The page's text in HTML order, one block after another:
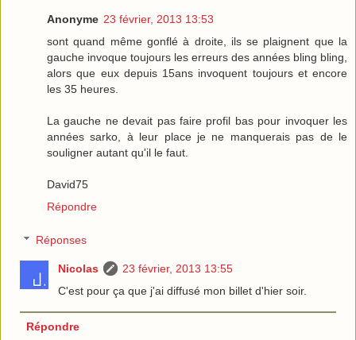
Anonyme 23 février, 2013 13:53
sont quand même gonflé à droite, ils se plaignent que la
gauche invoque toujours les erreurs des années bling bling,
alors que eux depuis 15ans invoquent toujours et encore
les 35 heures.
La gauche ne devait pas faire profil bas pour invoquer les
années sarko, à leur place je ne manquerais pas de le
souligner autant qu'il le faut.
David75
Répondre
Réponses
Nicolas
23 février, 2013 13:55
C'est pour ça que j'ai diffusé mon billet d'hier soir.
Répondre